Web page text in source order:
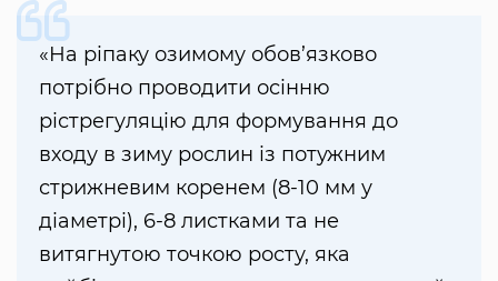
«На ріпаку озимому обов’язково
потрібно проводити осінню
рістрегуляцію для формування до
входу в зиму рослин із потужним
стрижневим коренем (8-10 мм у
діаметрі), 6-8 листками та не
витягнутою точкою росту, яка